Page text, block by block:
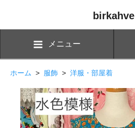
birkahve
メニュー
ホーム > 服飾 > 洋服・部屋着